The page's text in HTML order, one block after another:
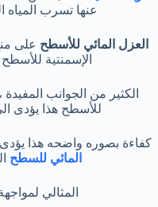
عنها تسرب
العزل المائي للأسطح على
الإسمنتية
الكثير من الجوانب
للأسطح هذا يؤدى
كفاءة بصوره واضحه هذا يؤدى
المائي للسطح
المثالي